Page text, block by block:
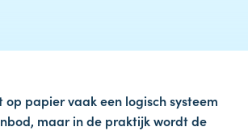
op papier vaak een logisch systeem
maar in de praktijk wordt de